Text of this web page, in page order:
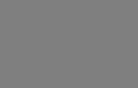
écoute
sur-mesure et repartez